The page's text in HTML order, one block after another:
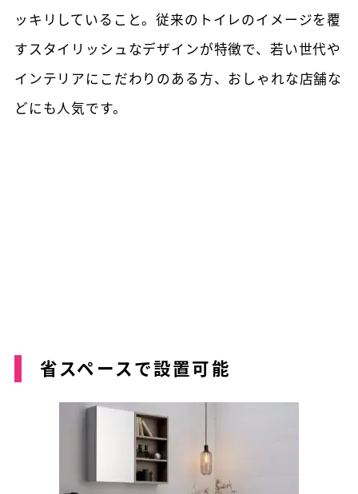
ッキリしていること。従来のトイレのイメージを覆
すスタイリッシュなデザインが特徴で、若い世代や
インテリアにこだわりのある方、おしゃれな店舗な
どにも人気です。
省スペースで設置可能